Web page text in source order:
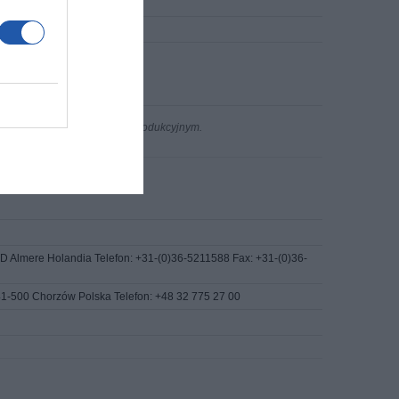
w procesie produkcyjnym.
Almere Holandia Telefon: +31-(0)36-5211588 Fax: +31-(0)36-
500 Chorzów Polska Telefon: +48 32 775 27 00